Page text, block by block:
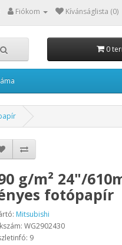
Fiókom Kívánságlista (0)
0
g/m² 24"/
fotópapír
Mitsubishi
WG2902430
9